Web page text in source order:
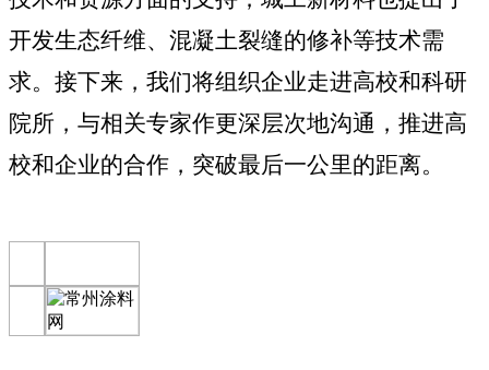
开发生态纤维、混凝土裂缝的修补等技术需
求。接下来，我们将组织企业走进高校和科研
院所，与相关专家作更深层次地沟通，推进高
校和企业的合作，突破最后一公里的距离。